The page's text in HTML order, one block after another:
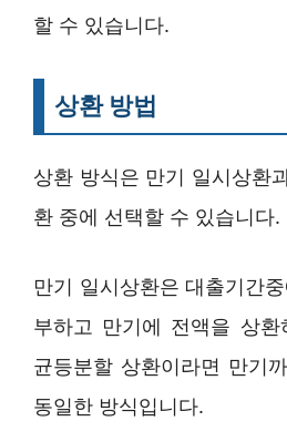
할 수 있습니다.
상환 방법
상환 방식은 만기 일시상환
환 중에 선택할 수 있습니다.
만기 일시상환은 대출기간
부하고 만기에 전액을 상
균등분할 상환이라면 만기
동일한 방식입니다.